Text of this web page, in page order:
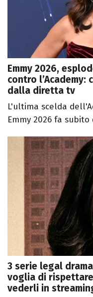
Emmy 2026,
contro l’Academy:
dalla diretta tv
L'ultima scelda
Emmy 2026 fa subito
3 serie legal
voglia di
vederli in